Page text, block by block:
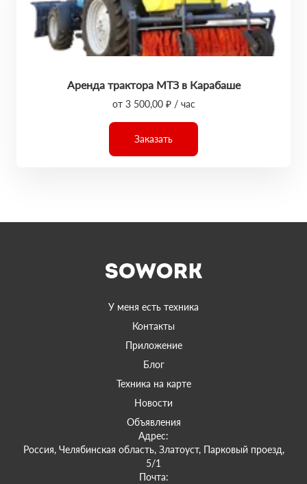
Аренда трактора МТЗ в Карабаше
от 3 500,00 ₽ / час
Заказать
У меня есть техника
Контакты
Приложение
Блог
Техника на карте
Новости
Объявления
Адрес:
Россия, Челябинская область, Златоуст, Парковый проезд,
5/1
Почта: